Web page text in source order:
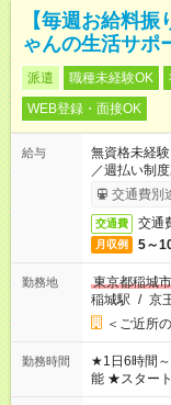
【毎週お給料
ゃんの生活サポ
派遣 職種未経験OK
WEB登録・面接OK
給与
無資格未経
／週払い制
了次第のお
交通費別
交通費 交通
月収例 5～
勤務地
東京都稲城市
稲城駅 / 京
＜ご近所
勤務時間
★1日6時間～の時短シフト
能 ★スター
20:00 など 残業なし！ ※Wワーク